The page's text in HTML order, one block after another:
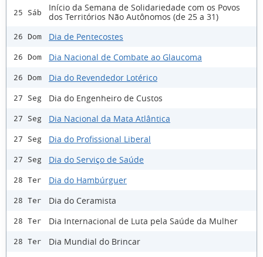
25 Sáb
Início da Semana de Solidariedade com os Povos
dos Territórios Não Autônomos (de 25 a 31)
26 Dom Dia de Pentecostes
26 Dom Dia Nacional de Combate ao Glaucoma
26 Dom Dia do Revendedor Lotérico
27 Seg Dia do Engenheiro de Custos
27 Seg Dia Nacional da Mata Atlântica
27 Seg Dia do Profissional Liberal
27 Seg Dia do Serviço de Saúde
28 Ter Dia do Hambúrguer
28 Ter Dia do Ceramista
28 Ter Dia Internacional de Luta pela Saúde da Mulher
28 Ter Dia Mundial do Brincar